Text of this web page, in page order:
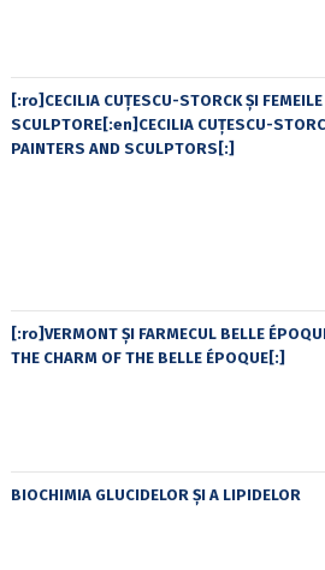
[:ro]CECILIA CUŢESCU-STORCK ŞI
SCULPTORE[:en]CECILIA CUŢESCU-
PAINTERS AND SCULPTORS[:]
[:ro]VERMONT ȘI FARMECUL BELLE
THE CHARM OF THE BELLE ÉPOQUE[:]
BIOCHIMIA GLUCIDELOR ȘI A LIPIDELOR